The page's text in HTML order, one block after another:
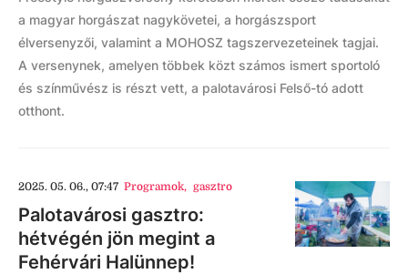
a magyar horgászat nagykövetei, a horgászsport
élversenyzői, valamint a MOHOSZ tagszervezeteinek tagjai.
A versenynek, amelyen többek közt számos ismert sportoló
és színművész is részt vett, a palotavárosi Felső-tó adott
otthont.
2025. 05. 06., 07:47 Programok, gasztro
Palotavárosi gasztro:
hétvégén jön megint a
Fehérvári Halünnep!